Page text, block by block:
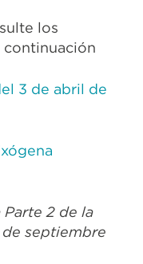
los
3 de abril de
Parte 2 de la
septiembre